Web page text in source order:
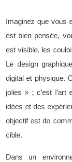
Imaginez que vous
est bien pensée,
est visible, les
Le design
digital et physique.
jolies » ; c’est l’art
idées et des
objectif est de
cible.
Dans un